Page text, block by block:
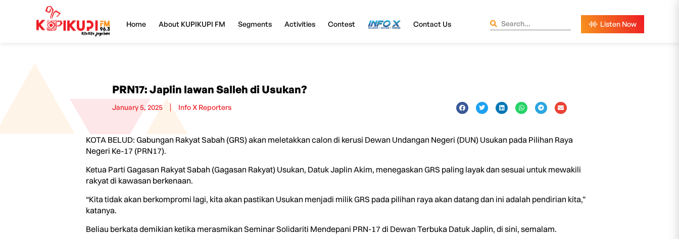
Home About KUPIKUPI FM Segments Activities Contest InfoX Contact Us
PRN17: Japlin lawan Salleh di Usukan?
January 5, 2025 Info X Reporters
KOTA BELUD: Gabungan Rakyat Sabah (GRS) akan meletakkan calon di kerusi Dewan Undangan Negeri (DUN) Usukan pada Pilihan Raya
Negeri Ke-17 (PRN17).
Ketua Parti Gagasan Rakyat Sabah (Gagasan Rakyat) Usukan, Datuk Japlin Akim, menegaskan GRS paling layak dan sesuai untuk mewakili
rakyat di kawasan berkenaan.
“Kita tidak akan berkompromi lagi, kita akan pastikan Usukan menjadi milik GRS pada pilihan raya akan datang dan ini adalah pendirian kita,”
katanya.
Beliau berkata demikian ketika merasmikan Seminar Solidariti Mendepani PRN-17 di Dewan Terbuka Datuk Japlin, di sini, semalam.